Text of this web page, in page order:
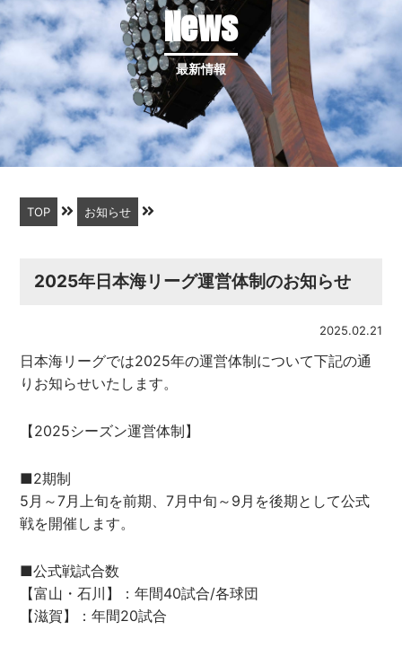
News
最新情報
TOP お知らせ
2025年日本海リーグ運営体制のお知らせ
2025.02.21
日本海リーグでは2025年の運営体制について下記の通
りお知らせいたします。
【2025シーズン運営体制】
■2期制
5月～7月上旬を前期、7月中旬～9月を後期として公式
戦を開催します。
■公式戦試合数
【富山・石川】：年間40試合/各球団
【滋賀】：年間20試合